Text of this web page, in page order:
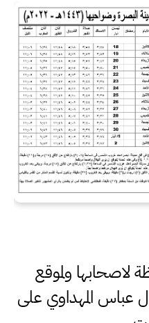
ولموقع
عباس المهداوي على